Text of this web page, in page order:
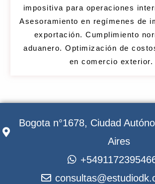
impositiva para operaciones
Asesoramiento en regímenes de
exportación. Cumplimiento
aduanero. Optimización de
en comercio exterior.
Bogota n°1678, Ciudad
Aires